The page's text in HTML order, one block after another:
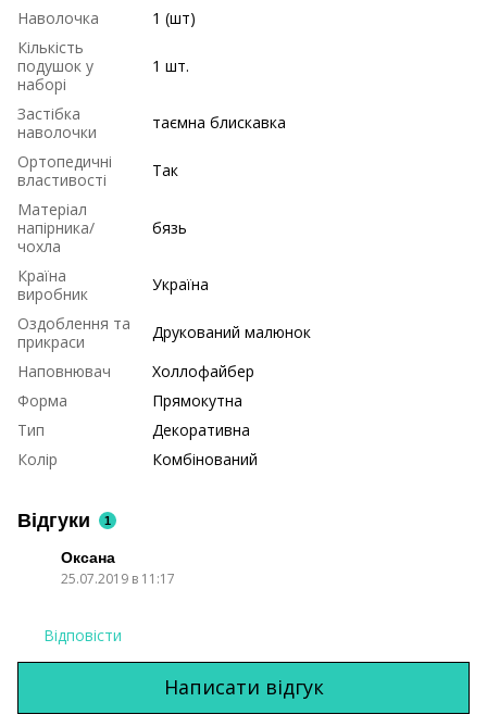
Наволочка
1 (шт)
Кількість
подушок у
наборі
1 шт.
Застібка
наволочки
таємна блискавка
Ортопедичні
властивості
Так
Матеріал
напірника/
чохла
бязь
Країна
виробник
Україна
Оздоблення та
прикраси
Друкований малюнок
Наповнювач
Холлофайбер
Форма
Прямокутна
Тип
Декоративна
Колір
Комбінований
Відгуки 1
Оксана
25.07.2019 в 11:17
Відповісти
Написати відгук